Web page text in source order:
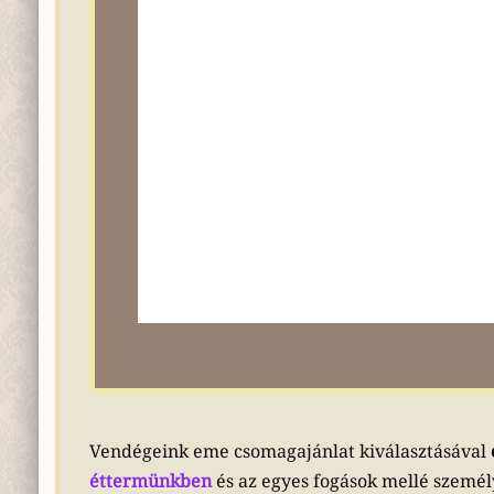
Vendégeink eme csomagajánlat kiválasztásával
éttermünkbenés az egyes fogások mellé